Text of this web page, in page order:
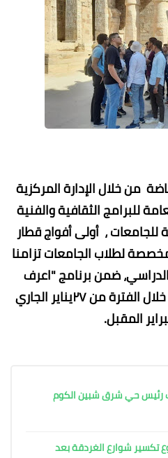
من خلال الإدارة المركزية
للبرامج الثقافية والفنية
للجامعات ، أولى أفواج قطار
لطلاب الجامعات تزامنا
ضمن برنامج "اعرف
بلدك"، والذي يتم تنظيمه خلال الفترة من ٢٧يناير الجاري
رئيس حي شرق شبين الكوم
تكسير شوارع الغردقة بعد